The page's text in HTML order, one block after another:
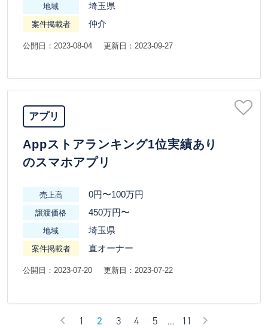
地域 埼玉県
案件掲載者 仲介
公開日：2023-08-04 更新日：2023-09-27
アプリ
Appストアランキング1位実績あり
のスマホアプリ
売上高 0円〜100万円
譲渡価格 450万円〜
地域 埼玉県
案件掲載者 直オーナー
公開日：2023-07-20 更新日：2023-07-22
1 2 3 4 5 … 11